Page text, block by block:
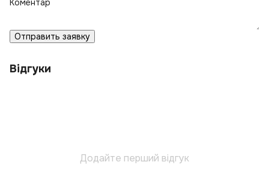
Коментар
Отправить заявку
Відгуки
Додайте перший відгук